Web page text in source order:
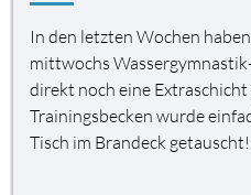
In den letzten Wochen
mittwochs
direkt noch eine Extraschicht
Trainingsbecken wurde
Tisch im Brandeck getauscht!